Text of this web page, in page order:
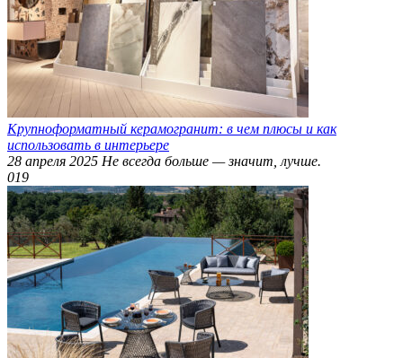
Крупноформатный керамогранит: в чем плюсы и как
использовать в интерьере
28 апреля 2025 Не всегда больше — значит, лучше.
019